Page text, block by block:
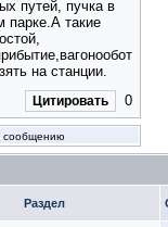
путей, пучка в
парке.А такие
на станции.
Цитировать 0
сообщению
Раздел